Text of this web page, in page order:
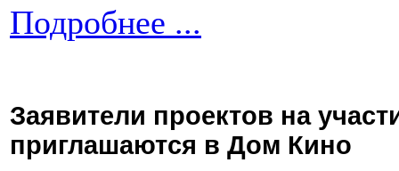
Подробнее ...
Заявители проектов на
приглашаются в Дом Кино